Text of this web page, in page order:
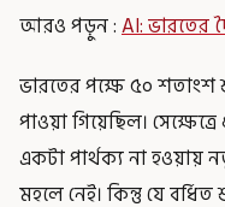
আরও পড়ুন :AI: ভারতের
ভারতের পক্ষে ৫০ শতাংশ
পাওয়া গিয়েছিল।
একটা পার্থক্য না হওয়ায়
মহলে নেই। কিন্তু যে